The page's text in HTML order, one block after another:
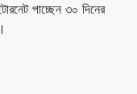
পাচ্ছেন ৩০ দিনের